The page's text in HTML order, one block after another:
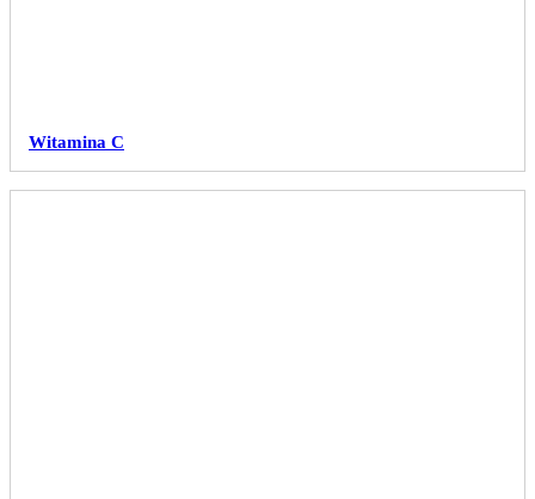
Witamina C